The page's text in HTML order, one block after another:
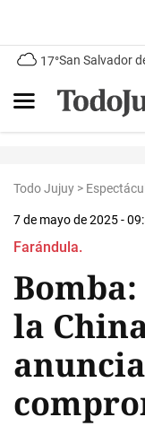
17°San Salvador
Todo Jujuy >
7 de mayo de 2025 -
Farándula.
la